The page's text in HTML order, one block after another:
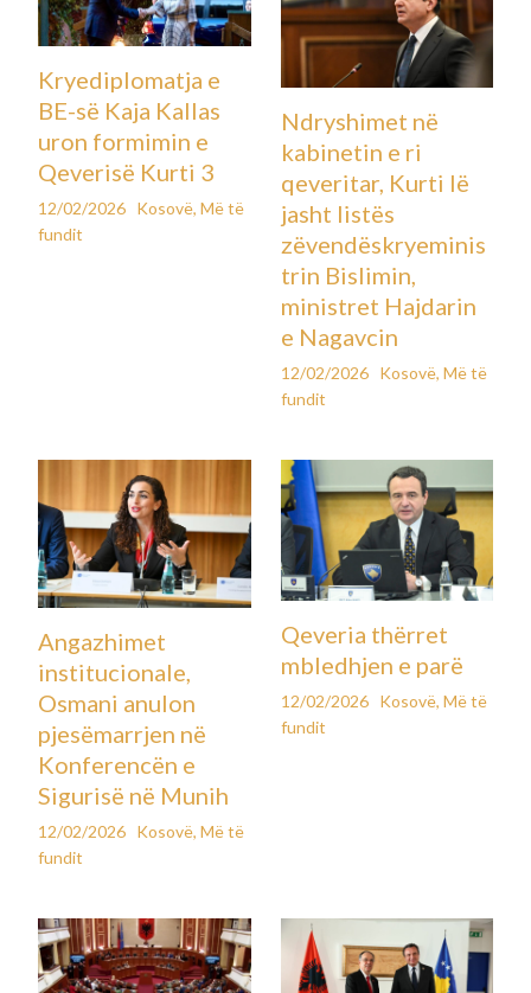
Kryediplomatja e
BE-së Kaja Kallas
uron formimin e
Qeverisë Kurti 3
12/02/2026 Kosovë,Më të
fundit
Ndryshimet në
kabinetin e ri
qeveritar, Kurti lë
jasht listës
zëvendëskryeminis
trin Bislimin,
ministret Hajdarin
e Nagavcin
12/02/2026 Kosovë, Më të
fundit
Angazhimet
institucionale,
Osmani anulon
pjesëmarrjen në
Konferencën e
Sigurisë në Munih
12/02/2026 Kosovë,Më të
fundit
Qeveria thërret
mbledhjen e parë
12/02/2026 Kosovë, Më të
fundit